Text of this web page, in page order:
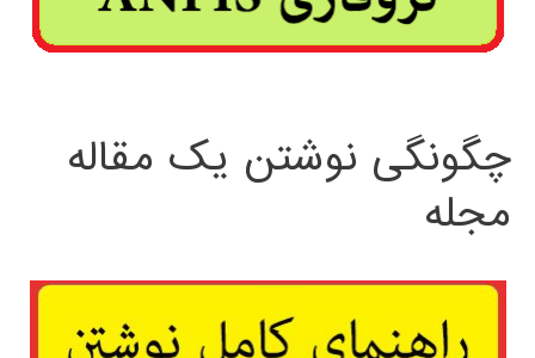
چگونگی نوشتن یک مقاله
مجله